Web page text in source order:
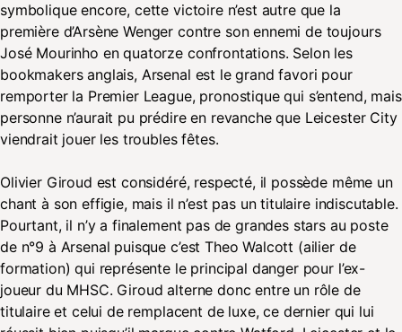
symbolique encore, cette victoire n’est autre que la
première d’Arsène Wenger contre son ennemi de toujours
José Mourinho en quatorze confrontations. Selon les
bookmakers anglais, Arsenal est le grand favori pour
remporter la Premier League, pronostique qui s’entend, mais
personne n’aurait pu prédire en revanche que Leicester City
viendrait jouer les troubles fêtes.
Olivier Giroud est considéré, respecté, il possède même un
chant à son effigie, mais il n’est pas un titulaire indiscutable.
Pourtant, il n’y a finalement pas de grandes stars au poste
de n°9 à Arsenal puisque c’est Theo Walcott (ailier de
formation) qui représente le principal danger pour l’ex-
joueur du MHSC. Giroud alterne donc entre un rôle de
titulaire et celui de remplacent de luxe, ce dernier qui lui